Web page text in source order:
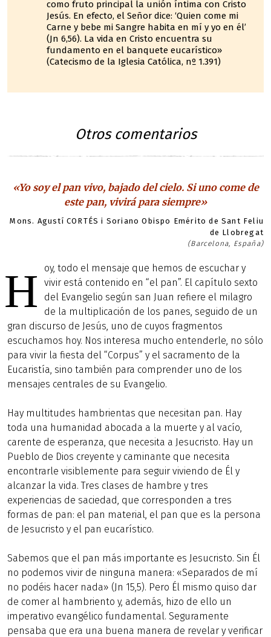
como fruto principal la unión íntima con Cristo
Jesús. En efecto, el Señor dice: ‘Quien come mi
Carne y bebe mi Sangre habita en mí y yo en él’
(Jn 6,56). La vida en Cristo encuentra su
fundamento en el banquete eucarístico»
(Catecismo de la Iglesia Católica, nº 1.391)
Otros comentarios
«Yo soy el pan vivo, bajado del cielo. Si uno come de
este pan, vivirá para siempre»
Mons. Agustí CORTÉS i Soriano Obispo Emérito de Sant Feliu
de Llobregat
(Barcelona, España)
H
oy, todo el mensaje que hemos de escuchar y
vivir está contenido en “el pan”. El capítulo sexto
del Evangelio según san Juan refiere el milagro
de la multiplicación de los panes, seguido de un
gran discurso de Jesús, uno de cuyos fragmentos
escuchamos hoy. Nos interesa mucho entenderle, no sólo
para vivir la fiesta del “Corpus” y el sacramento de la
Eucaristía, sino también para comprender uno de los
mensajes centrales de su Evangelio.
Hay multitudes hambrientas que necesitan pan. Hay
toda una humanidad abocada a la muerte y al vacío,
carente de esperanza, que necesita a Jesucristo. Hay un
Pueblo de Dios creyente y caminante que necesita
encontrarle visiblemente para seguir viviendo de Él y
alcanzar la vida. Tres clases de hambre y tres
experiencias de saciedad, que corresponden a tres
formas de pan: el pan material, el pan que es la persona
de Jesucristo y el pan eucarístico.
Sabemos que el pan más importante es Jesucristo. Sin Él
no podemos vivir de ninguna manera: «Separados de mí
no podéis hacer nada» (Jn 15,5). Pero Él mismo quiso dar
de comer al hambriento y, además, hizo de ello un
imperativo evangélico fundamental. Seguramente
pensaba que era una buena manera de revelar y verificar